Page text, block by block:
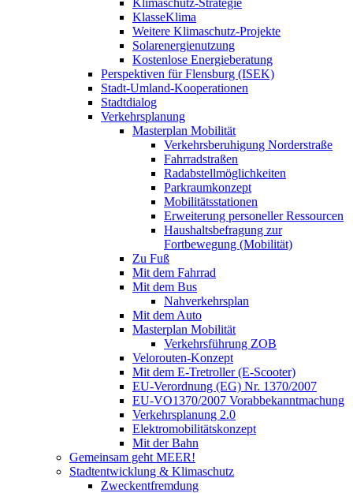
Klimaschutz-Strategie
KlasseKlima
Weitere Klimaschutz-Projekte
Solarenergienutzung
Kostenlose Energieberatung
Perspektiven für Flensburg (ISEK)
Stadt-Umland-Kooperationen
Stadtdialog
Verkehrsplanung
Masterplan Mobilität
Verkehrsberuhigung Norderstraße
Fahrradstraßen
Radabstellmöglichkeiten
Parkraumkonzept
Mobilitätsstationen
Erweiterung personeller Ressourcen
Haushaltsbefragung zur
Fortbewegung (Mobilität)
Zu Fuß
Mit dem Fahrrad
Mit dem Bus
Nahverkehrsplan
Mit dem Auto
Masterplan Mobilität
Verkehrsführung ZOB
Velorouten-Konzept
Mit dem E-Tretroller (E-Scooter)
EU-Verordnung (EG) Nr. 1370/2007
EU-VO1370/2007 Vorabbekanntmachung
Verkehrsplanung 2.0
Elektromobilitätskonzept
Mit der Bahn
Gemeinsam geht MEER!
Stadtentwicklung & Klimaschutz
Zweckentfremdung